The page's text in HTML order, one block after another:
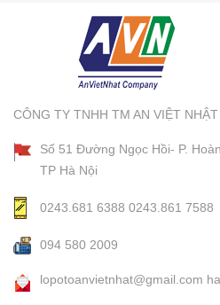
CÔNG TY TNHH TM AN VIỆT NHẬT
Số 51 Đường Ngọc Hồi- P.
TP Hà Nội
0243.681 6388 0243.861 7588
094 580 2009
lopotoanvietnhat@gmail.com